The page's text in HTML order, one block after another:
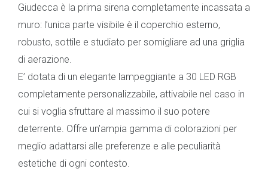
Giudecca è la prima sirena completamente incassata a
muro: l’unica parte visibile è il coperchio esterno,
robusto, sottile e studiato per somigliare ad una griglia
di aerazione.
E’ dotata di un elegante lampeggiante a 30 LED RGB
completamente personalizzabile, attivabile nel caso in
cui si voglia sfruttare al massimo il suo potere
deterrente. Offre un’ampia gamma di colorazioni per
meglio adattarsi alle preferenze e alle peculiarità
estetiche di ogni contesto.